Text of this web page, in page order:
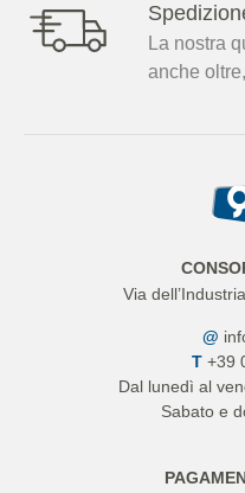
La nostra
anche
Via
@
T +39
Dal lunedì al
Sabato e